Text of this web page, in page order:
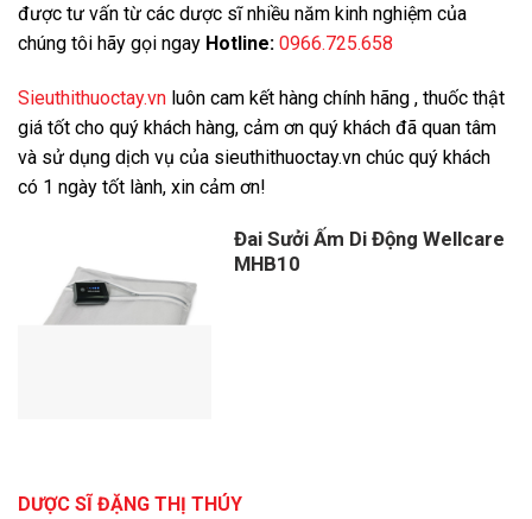
được tư vấn từ các dược sĩ nhiều năm kinh nghiệm của
chúng tôi hãy gọi ngay Hotline: 0966.725.658
Sieuthithuoctay.vn luôn cam kết hàng chính hãng , thuốc thật
giá tốt cho quý khách hàng, cảm ơn quý khách đã quan tâm
và sử dụng dịch vụ của sieuthithuoctay.vn chúc quý khách
có 1 ngày tốt lành, xin cảm ơn!
Đai Sưởi Ấm Di Động Wellcare
MHB10
DƯỢC SĨ ĐẶNG THỊ THÚY